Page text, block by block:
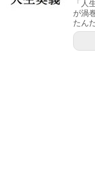
「人
が渦
たん